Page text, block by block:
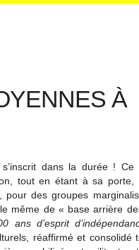
À
dans la durée !
tout en étant à sa porte,
des groupes
même de « base arrière
ans d’esprit
réaffirmé et consolidé